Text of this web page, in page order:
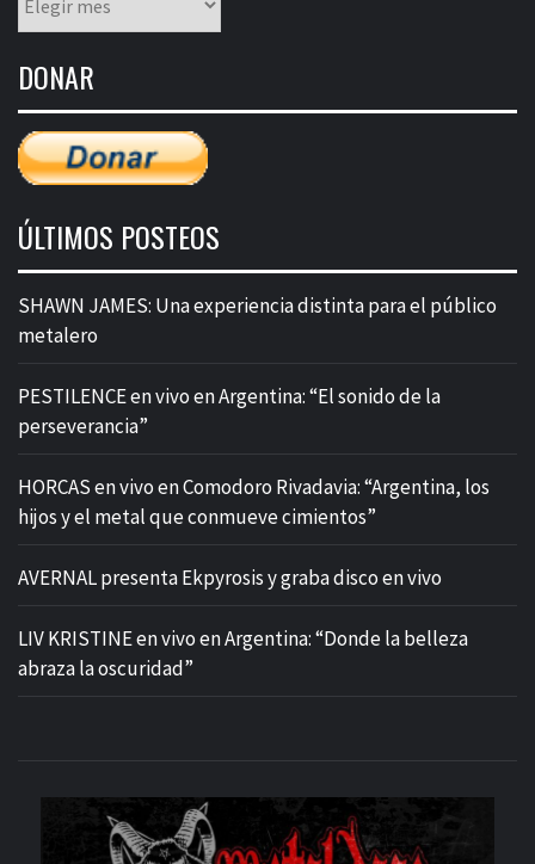
mensual
entradas
DONAR
ÚLTIMOS POSTEOS
SHAWN JAMES: Una experiencia distinta para el público
metalero
PESTILENCE en vivo en Argentina: “El sonido de la
perseverancia”
HORCAS en vivo en Comodoro Rivadavia: “Argentina, los
hijos y el metal que conmueve cimientos”
AVERNAL presenta Ekpyrosis y graba disco en vivo
LIV KRISTINE en vivo en Argentina: “Donde la belleza
abraza la oscuridad”